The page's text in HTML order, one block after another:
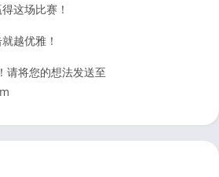
这场比赛！
越优雅！
请将您的想法发送至